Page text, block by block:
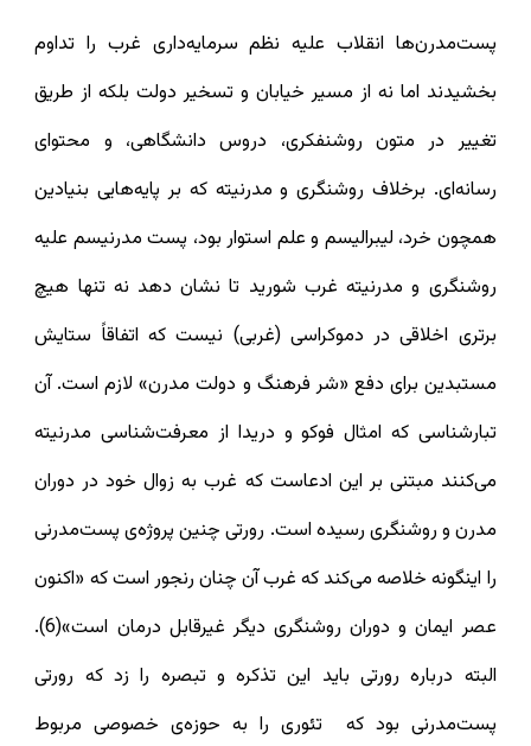
پست‌مدرن‌ها انقلاب علیه نظم سرمایه‌داری غرب را تداوم
بخشیدند اما نه از مسیر خیابان و تسخیر دولت بلکه از طریق
تغییر در متون روشنفکری، دروس دانشگاهی، و محتوای
رسانه‌ای. برخلاف روشنگری و مدرنیته که بر پایه‌هایی بنیادین
همچون خرد، لیبرالیسم و علم استوار بود، پست مدرنیسم علیه
روشنگری و مدرنیته غرب شورید تا نشان دهد نه تنها هیچ
برتری اخلاقی در دموکراسی (غربی) نیست که اتفاقاً ستایش
مستبدین برای دفع «شر فرهنگ و دولت مدرن» لازم است. آن
تبارشناسی که امثال فوکو و دریدا از معرفت‌شناسی مدرنیته
می‌کنند مبتنی بر این ادعاست که غرب به زوال خود در دوران
مدرن و روشنگری رسیده است. رورتی چنین پروژه‌ی پست‌مدرنی
را اینگونه خلاصه می‌کند که غرب آن چنان رنجور است که «اکنون
عصر ایمان و دوران روشنگری دیگر غیرقابل درمان است»(6).
البته درباره رورتی باید این تذکره و تبصره را زد که رورتی
پست‌مدرنی بود که تئوری را به حوزه‌ی خصوصی مربوط